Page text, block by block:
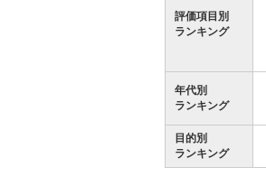
評価項目別
ランキング
年代別
ランキング
目的別
ランキング